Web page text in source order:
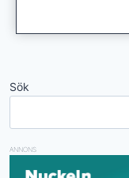
Sök
ANNONS